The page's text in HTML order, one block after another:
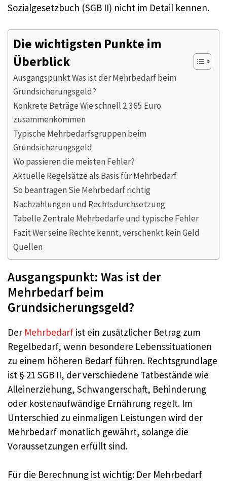
Sozialgesetzbuch (SGB II) nicht im Detail kennen.
Die wichtigsten Punkte im
Überblick
Ausgangspunkt Was ist der Mehrbedarf beim
Grundsicherungsgeld?
Konkrete Beträge Wie schnell 2.365 Euro
zusammenkommen
Typische Mehrbedarfsgruppen beim
Grundsicherungsgeld
Wo passieren die meisten Fehler?
Aktuelle Regelsätze als Basis für Mehrbedarf
So beantragen Sie Mehrbedarf richtig
Nachzahlungen und Rechtsdurchsetzung
Tabelle Zentrale Mehrbedarfe und typische Fehler
Fazit Wer seine Rechte kennt, verschenkt kein Geld
Quellen
Ausgangspunkt: Was ist der
Mehrbedarf beim
Grundsicherungsgeld?
Der Mehrbedarf ist ein zusätzlicher Betrag zum
Regelbedarf, wenn besondere Lebenssituationen
zu einem höheren Bedarf führen. Rechtsgrundlage
ist § 21 SGB II, der verschiedene Tatbestände wie
Alleinerziehung, Schwangerschaft, Behinderung
oder kostenaufwändige Ernährung regelt. Im
Unterschied zu einmaligen Leistungen wird der
Mehrbedarf monatlich gewährt, solange die
Voraussetzungen erfüllt sind.
Für die Berechnung ist wichtig: Der Mehrbedarf